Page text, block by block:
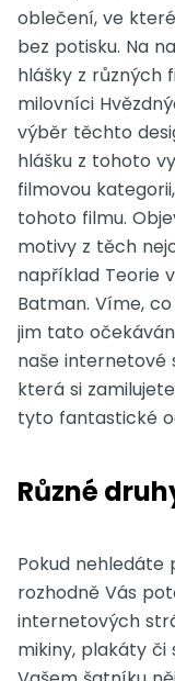
oblečení, ve
bez potisku. Na
hlášky z různých
milovníci
výběr těchto
hlášku z tohoto
filmovou
tohoto filmu.
motivy z těch
například Teorie
Batman. Víme,
jim tato
naše internetové
která si
tyto fantastické
Různé
Pokud nehledáte
rozhodně Vás
internetových
mikiny, plakáty či